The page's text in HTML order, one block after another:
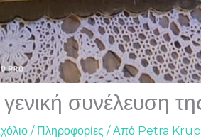
συνέλευση
/ Πληροφορίες / Από Petra